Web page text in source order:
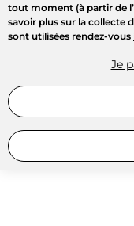
tout moment (à partir de
savoir plus sur la collecte
sont utilisées rendez-vous
Je